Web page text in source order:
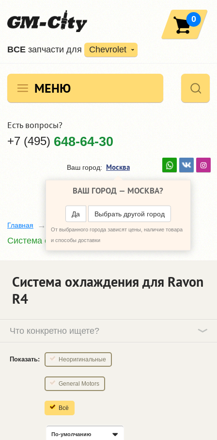
ВCE запчасти для Chevrolet
0
МЕНЮ
Есть вопросы?
+7 (495) 648-64-30
Ваш город: Москва
ВАШ ГОРОД — МОСКВА?
Да Выбрать другой город
От выбранного города зависят цены, наличие товара
и способы доставки
Главная
Система охлаждения
Система охлаждения для Ravon
R4
Что конкретно ищете?
Показать: Неоригинальные
General Motors
Всё
По-умолчанию